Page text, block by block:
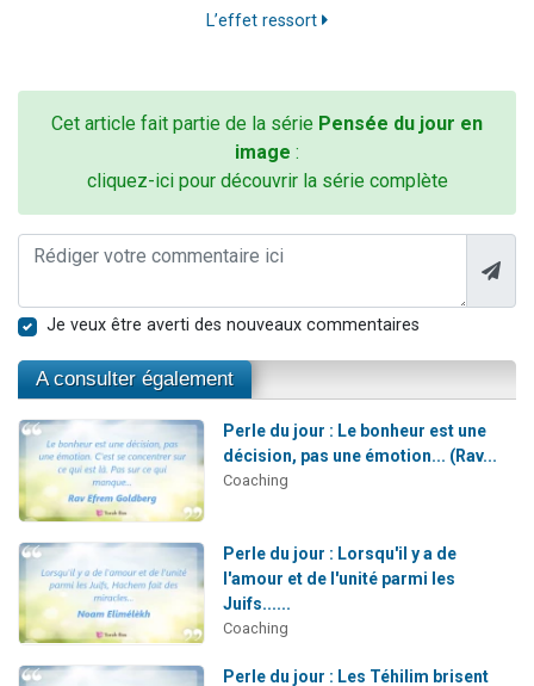
L’effet ressort
Cet article fait partie de la série Pensée du jour en
image :
cliquez-ici pour découvrir la série complète
Je veux être averti des nouveaux commentaires
A consulter également
Perle du jour : Le bonheur est une
décision, pas une émotion... (Rav...
Coaching
Perle du jour : Lorsqu'il y a de
l'amour et de l'unité parmi les
Juifs......
Coaching
Perle du jour : Les Téhilim brisent